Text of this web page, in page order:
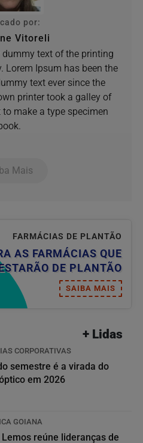
por:
Vitoreli
text of the printing
Lorem Ipsum has been the
text ever since the
printer took a galley of
make a type specimen
Mais
FARMÁCIAS DE PLANTÃO
AS FARMÁCIAS QUE
ESTARÃO DE PLANTÃO
SAIBA MAIS
+ Lidas
CORPORATIVAS
semestre é a virada do
em 2026
GOIANA
reúne lideranças de